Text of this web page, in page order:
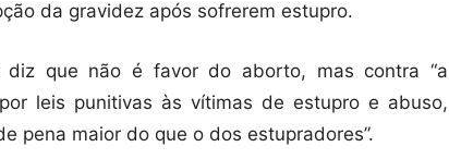
da gravidez após sofrerem estupro.
diz que não é favor do aborto, mas contra “a
leis punitivas às vítimas de estupro e abuso,
pena maior do que o dos estupradores”.